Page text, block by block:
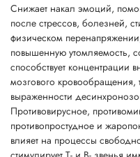
Снижает накал эмоций,
после стрессов, болезней,
физическом
повышенную утомляемость,
способствует концентрации
мозгового кровообращения,
выраженности
Противовирусное,
противопростудное и
влияет на процессы